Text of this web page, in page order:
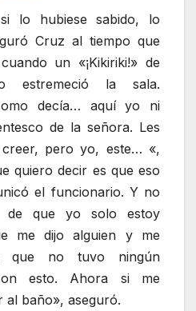
lo hubiese sabido, lo
Cruz al tiempo que
un «¡Kikiriki!» de
estremeció la sala.
decía… aquí yo ni
de la señora. Les
pero yo, este… «,
quiero decir es que eso
el funcionario. Y no
de que yo solo estoy
me dijo alguien y me
que no tuvo ningún
esto. Ahora si me
al baño», aseguró.